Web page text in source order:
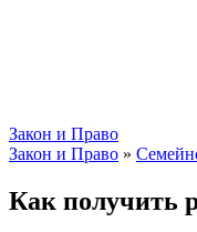
Закон и Право
Закон и Право »
Как получить